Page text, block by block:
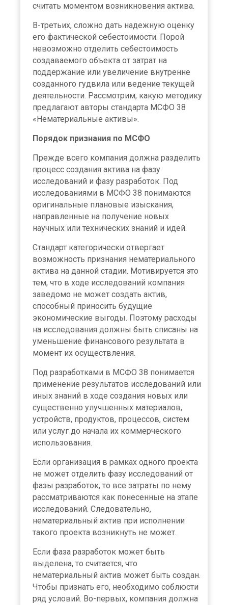
считать моментом возникновения актива.
В-третьих, сложно дать надежную оценку
его фактической себестоимости. Порой
невозможно отделить себестоимость
создаваемого объекта от затрат на
поддержание или увеличение внутренне
созданного гудвила или ведение текущей
деятельности. Рассмотрим, какую методику
предлагают авторы стандарта МСФО 38
«Нематериальные активы».
Порядок признания по МСФО
Прежде всего компания должна разделить
процесс создания актива на фазу
исследований и фазу разработок. Под
исследованиями в МСФО 38 понимаются
оригинальные плановые изыскания,
направленные на получение новых
научных или технических знаний и идей.
Стандарт категорически отвергает
возможность признания нематериального
актива на данной стадии. Мотивируется это
тем, что в ходе исследований компания
заведомо не может создать актив,
способный приносить будущие
экономические выгоды. Поэтому расходы
на исследования должны быть списаны на
уменьшение финансового результата в
момент их осуществления.
Под разработками в МСФО 38 понимается
применение результатов исследований или
иных знаний в ходе создания новых или
существенно улучшенных материалов,
устройств, продуктов, процессов, систем
или услуг до начала их коммерческого
использования.
Если организация в рамках одного проекта
не может отделить фазу исследований от
фазы разработок, то все затраты по нему
рассматриваются как понесенные на этапе
исследований. Следовательно,
нематериальный актив при исполнении
такого проекта возникнуть не может.
Если фаза разработок может быть
выделена, то считается, что
нематериальный актив может быть создан.
Чтобы признать его, необходимо соблюсти
ряд условий. Во-первых, компания должна